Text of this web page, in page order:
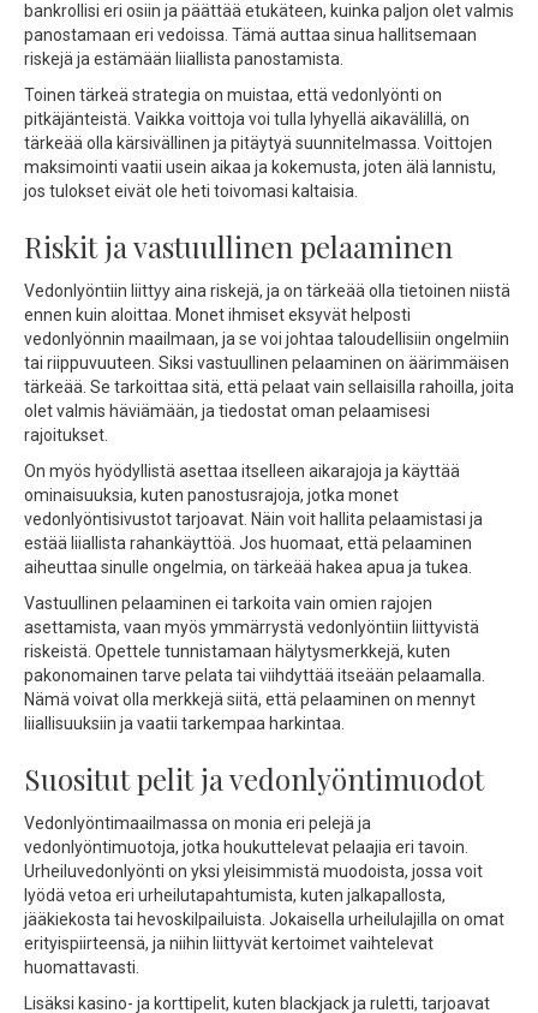
bankrollisi eri osiin ja päättää etukäteen, kuinka paljon olet valmis
panostamaan eri vedoissa. Tämä auttaa sinua hallitsemaan
riskejä ja estämään liiallista panostamista.
Toinen tärkeä strategia on muistaa, että vedonlyönti on
pitkäjänteistä. Vaikka voittoja voi tulla lyhyellä aikavälillä, on
tärkeää olla kärsivällinen ja pitäytyä suunnitelmassa. Voittojen
maksimointi vaatii usein aikaa ja kokemusta, joten älä lannistu,
jos tulokset eivät ole heti toivomasi kaltaisia.
Riskit ja vastuullinen pelaaminen
Vedonlyöntiin liittyy aina riskejä, ja on tärkeää olla tietoinen niistä
ennen kuin aloittaa. Monet ihmiset eksyvät helposti
vedonlyönnin maailmaan, ja se voi johtaa taloudellisiin ongelmiin
tai riippuvuuteen. Siksi vastuullinen pelaaminen on äärimmäisen
tärkeää. Se tarkoittaa sitä, että pelaat vain sellaisilla rahoilla, joita
olet valmis häviämään, ja tiedostat oman pelaamisesi
rajoitukset.
On myös hyödyllistä asettaa itselleen aikarajoja ja käyttää
ominaisuuksia, kuten panostusrajoja, jotka monet
vedonlyöntisivustot tarjoavat. Näin voit hallita pelaamistasi ja
estää liiallista rahankäyttöä. Jos huomaat, että pelaaminen
aiheuttaa sinulle ongelmia, on tärkeää hakea apua ja tukea.
Vastuullinen pelaaminen ei tarkoita vain omien rajojen
asettamista, vaan myös ymmärrystä vedonlyöntiin liittyvistä
riskeistä. Opettele tunnistamaan hälytysmerkkejä, kuten
pakonomainen tarve pelata tai viihdyttää itseään pelaamalla.
Nämä voivat olla merkkejä siitä, että pelaaminen on mennyt
liiallisuuksiin ja vaatii tarkempaa harkintaa.
Suositut pelit ja vedonlyöntimuodot
Vedonlyöntimaailmassa on monia eri pelejä ja
vedonlyöntimuotoja, jotka houkuttelevat pelaajia eri tavoin.
Urheiluvedonlyönti on yksi yleisimmistä muodoista, jossa voit
lyödä vetoa eri urheilutapahtumista, kuten jalkapallosta,
jääkiekosta tai hevoskilpailuista. Jokaisella urheilulajilla on omat
erityispiirteensä, ja niihin liittyvät kertoimet vaihtelevat
huomattavasti.
Lisäksi kasino- ja korttipelit, kuten blackjack ja ruletti, tarjoavat